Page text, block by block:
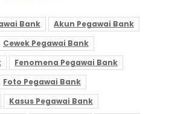
Bank
Akun Pegawai Bank
Cewek Pegawai Bank
Fenomena Pegawai Bank
Foto Pegawai Bank
Kasus Pegawai Bank